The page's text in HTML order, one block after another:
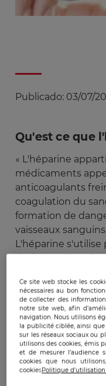
Publicado: 03/07/
Qu'est ce que
« L'héparine
médicaments
anticoagulants
coagulation du
formation de
vaisseaux
L'héparine
désignée
vaisseaux
sanguins peuvent
poumons dont ils
sanguins. Ce
désigné embolie
L'héparine s'utilise
coagulation du
Ce site web stocke les
nécessaires au bon
de collecter des
notre site web, afin
navigation. Nous utilisons
la publicité ciblée, ainsi
sur les réseaux sociaux ou
utilisons des cookies, émis
et de mesurer l’audience
cookies que nous
cookiesPolitique d'utilisation